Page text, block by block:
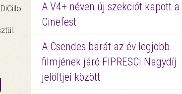
A V4+ néven új szekciót kapott a
Cinefest
A Csendes barát az év legjobb
filmjének járó FIPRESCI Nagydíj
jelöltjei között